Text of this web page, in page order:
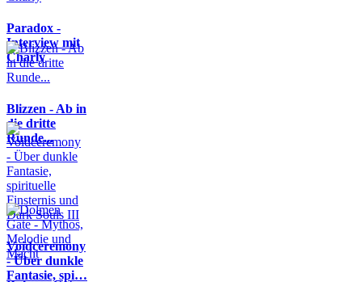
Paradox -
Interview mit
Charly
Blizzen - Ab in
die dritte
Runde...
Voidceremony
- Über dunkle
Fantasie, spi…